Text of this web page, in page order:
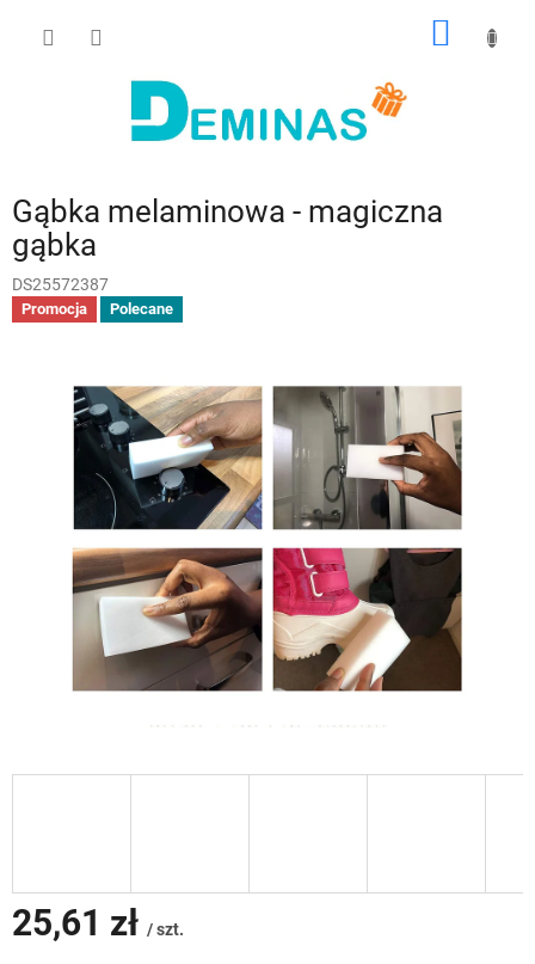
Gąbka melaminowa - magiczna
gąbka
DS25572387
Promocja Polecane
25,61 zł / szt.